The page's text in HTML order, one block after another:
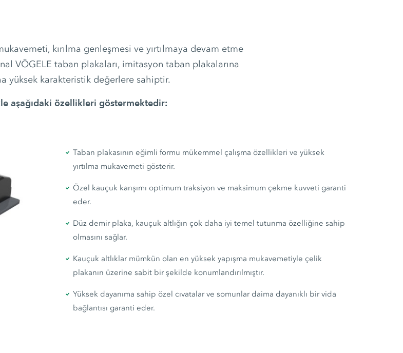
kırılma genleşmesi ve yırtılmaya devam etme
VÖGELE taban plakaları, imitasyon taban plakalarına
yüksek karakteristik değerlere sahiptir.
aşağıdaki özellikleri göstermektedir:
Taban plakasının eğimli formu mükemmel çalışma özellikleri ve yüksek
yırtılma mukavemeti gösterir.
Özel kauçuk karışımı optimum traksiyon ve maksimum çekme kuvveti garanti
eder.
Düz demir plaka, kauçuk altlığın çok daha iyi temel tutunma özelliğine sahip
olmasını sağlar.
Kauçuk altlıklar mümkün olan en yüksek yapışma mukavemetiyle çelik
plakanın üzerine sabit bir şekilde konumlandırılmıştır.
Yüksek dayanıma sahip özel cıvatalar ve somunlar daima dayanıklı bir vida
bağlantısı garanti eder.